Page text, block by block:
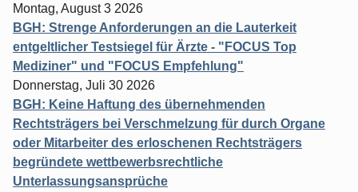
Montag, August 3 2026
BGH: Strenge Anforderungen an die Lauterkeit
entgeltlicher Testsiegel für Ärzte - "FOCUS Top
Mediziner" und "FOCUS Empfehlung"
Donnerstag, Juli 30 2026
BGH: Keine Haftung des übernehmenden
Rechtsträgers bei Verschmelzung für durch Organe
oder Mitarbeiter des erloschenen Rechtsträgers
begründete wettbewerbsrechtliche
Unterlassungsansprüche